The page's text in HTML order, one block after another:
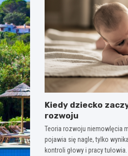
Kiedy dziecko
rozwoju
Teoria rozwoju niemowlęcia
pojawia się nagle, tylko
kontroli głowy i pracy